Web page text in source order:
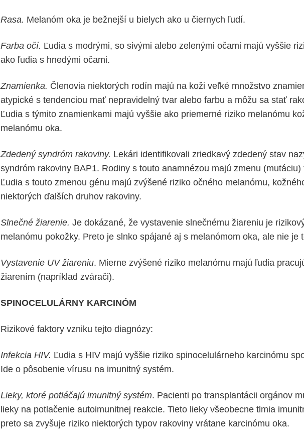
Rasa. Melanóm oka je bežnejší u bielych ako u čiernych ľudí.
Farba očí. Ľudia s modrými, so sivými alebo zelenými očami majú vyššie
ako ľudia s hnedými očami.
Znamienka. Členovia niektorých rodín majú na koži veľké množstvo
atypické s tendenciou mať nepravidelný tvar alebo farbu a môžu sa stať
Ľudia s týmito znamienkami majú vyššie ako priemerné riziko melanómu
melanómu oka.
Zdedený syndróm rakoviny. Lekári identifikovali zriedkavý zdedený stav
syndróm rakoviny BAP1. Rodiny s touto anamnézou majú zmenu (mutáciu)
Ľudia s touto zmenou génu majú zvýšené riziko očného melanómu,
niektorých ďalších druhov rakoviny.
Slnečné žiarenie. Je dokázané, že vystavenie slnečnému žiareniu je
melanómu pokožky. Preto je slnko spájané aj s melanómom oka, ale nie je
Vystavenie UV žiareniu. Mierne zvýšené riziko melanómu majú ľudia
žiarením (napríklad zvárači).
SPINOCELULÁRNY KARCINÓM
Rizikové faktory vzniku tejto diagnózy:
Infekcia HIV. Ľudia s HIV majú vyššie riziko spinocelulárneho karcinómu
Ide o pôsobenie vírusu na imunitný systém.
Lieky, ktoré potláčajú imunitný systém. Pacienti po transplantácii orgánov
lieky na potlačenie autoimunitnej reakcie. Tieto lieky všeobecne tlmia
preto sa zvyšuje riziko niektorých typov rakoviny vrátane karcinómu oka.